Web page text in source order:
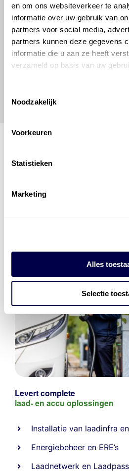
en om ons websiteverkeer te
informatie over uw gebruik van
partners voor social media,
partners kunnen deze gegevens
informatie die u aan ze heeft
verzameld op basis van uw
Noodzakelijk
Voorkeuren
Statistieken
Marketing
Alles
Selectie
informatie. Door deze
raadplegen en te gebruiken
hij/zij de ervaring, de kennis en
om de vereiste
veilige en verantwoorde manier
vrijwaart en indemniseert de
Energiesvoor enig verlies,
Levert complete
laad- en accu oplossingen
Installatie van laadinfra en
Energiebeheer en ERE’s
Laadnetwerk en